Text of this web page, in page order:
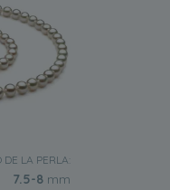
LA PERLA:
7.5-8 mm